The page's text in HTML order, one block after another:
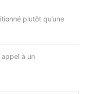
plutôt qu’une
à un